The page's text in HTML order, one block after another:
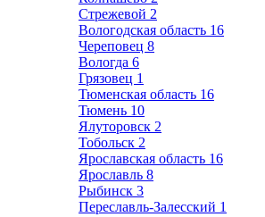
Стрежевой 2
Вологодская область 16
Череповец 8
Вологда 6
Грязовец 1
Тюменская область 16
Тюмень 10
Ялуторовск 2
Тобольск 2
Ярославская область 16
Ярославль 8
Рыбинск 3
Переславль-Залесский 1